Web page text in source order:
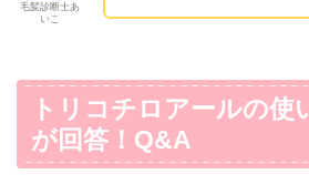
毛髪診断士あ
いこ
トリコチロアールの使
が回答！Q&A